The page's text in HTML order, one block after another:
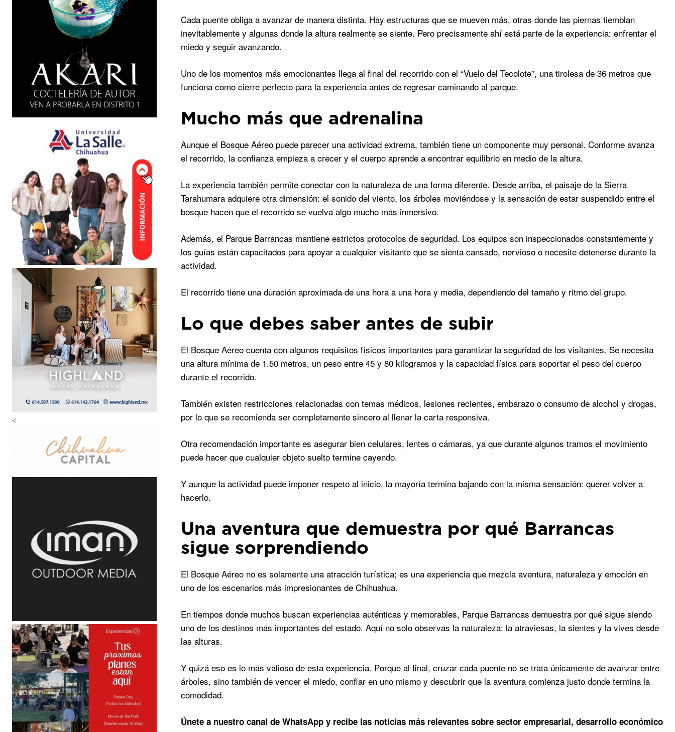
<
Cada puente obliga a avanzar de manera distinta. Hay estructuras que se mueven más, otras donde las piernas tiemblan
inevitablemente y algunas donde la altura realmente se siente. Pero precisamente ahí está parte de la experiencia: enfrentar el
miedo y seguir avanzando.
Uno de los momentos más emocionantes llega al final del recorrido con el “Vuelo del Tecolote”, una tirolesa de 36 metros que
funciona como cierre perfecto para la experiencia antes de regresar caminando al parque.
Mucho más que adrenalina
Aunque el Bosque Aéreo puede parecer una actividad extrema, también tiene un componente muy personal. Conforme avanza
el recorrido, la confianza empieza a crecer y el cuerpo aprende a encontrar equilibrio en medio de la altura.
La experiencia también permite conectar con la naturaleza de una forma diferente. Desde arriba, el paisaje de la Sierra
Tarahumara adquiere otra dimensión: el sonido del viento, los árboles moviéndose y la sensación de estar suspendido entre el
bosque hacen que el recorrido se vuelva algo mucho más inmersivo.
Además, el Parque Barrancas mantiene estrictos protocolos de seguridad. Los equipos son inspeccionados constantemente y
los guías están capacitados para apoyar a cualquier visitante que se sienta cansado, nervioso o necesite detenerse durante la
actividad.
El recorrido tiene una duración aproximada de una hora a una hora y media, dependiendo del tamaño y ritmo del grupo.
Lo que debes saber antes de subir
El Bosque Aéreo cuenta con algunos requisitos físicos importantes para garantizar la seguridad de los visitantes. Se necesita
una altura mínima de 1.50 metros, un peso entre 45 y 80 kilogramos y la capacidad física para soportar el peso del cuerpo
durante el recorrido.
También existen restricciones relacionadas con temas médicos, lesiones recientes, embarazo o consumo de alcohol y drogas,
por lo que se recomienda ser completamente sincero al llenar la carta responsiva.
Otra recomendación importante es asegurar bien celulares, lentes o cámaras, ya que durante algunos tramos el movimiento
puede hacer que cualquier objeto suelto termine cayendo.
Y aunque la actividad puede imponer respeto al inicio, la mayoría termina bajando con la misma sensación: querer volver a
hacerlo.
Una aventura que demuestra por qué Barrancas
sigue sorprendiendo
El Bosque Aéreo no es solamente una atracción turística; es una experiencia que mezcla aventura, naturaleza y emoción en
uno de los escenarios más impresionantes de Chihuahua.
En tiempos donde muchos buscan experiencias auténticas y memorables, Parque Barrancas demuestra por qué sigue siendo
uno de los destinos más importantes del estado. Aquí no solo observas la naturaleza: la atraviesas, la sientes y la vives desde
las alturas.
Y quizá eso es lo más valioso de esta experiencia. Porque al final, cruzar cada puente no se trata únicamente de avanzar entre
árboles, sino también de vencer el miedo, confiar en uno mismo y descubrir que la aventura comienza justo donde termina la
comodidad.
Únete a nuestro canal de WhatsApp y recibe las noticias más relevantes sobre sector empresarial, desarrollo económico